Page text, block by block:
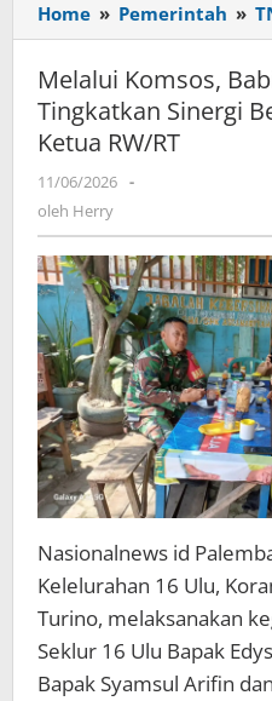
Home » Pemerintah »
Melalui Komsos,
Tingkatkan Sinergi
Ketua RW/RT
11/06/2026 oleh
-
oleh Herry
Nasionalnews id
Kelelurahan 16 Ulu,
Turino, melaksanakan
Seklur 16 Ulu Bapak
Bapak Syamsul Arifin